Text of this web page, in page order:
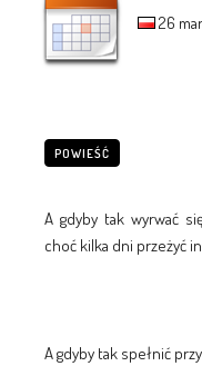
26
POWIEŚĆ
A gdyby tak wyrwać
choć kilka dni przeżyć
A gdyby tak spełnić